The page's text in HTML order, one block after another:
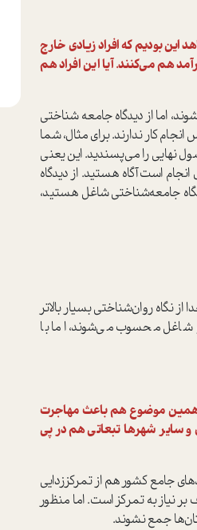
بودیم که افراد زیادی خارج
هم می‌کنند. آیا این افراد هم
اما از دیدگاه جامعه شناختی
کار ندارند. برای مثال، شما
نهایی را می‌‌‌‌‌‌‌‌پسندید. این یعنی
است آگاه هستید. از دیدگاه
نگاه جامعه‌شناختی شاغل هستید،
نگاه روان‌شناختی بسیار بالاتر
شاغل محسوب می‌شوند، اما با
و همین موضوع هم باعث مهاجرت
و سایر شهرها تبعاتی هم در پی
جامع کشور هم از تمرکز‌زدایی
نیاز به تمرکز است. اما منظور
جمع نشوند.